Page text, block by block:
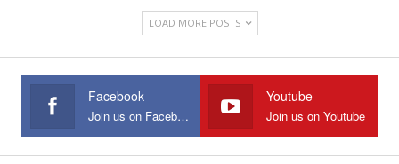
LOAD MORE POSTS
Facebook
Join us on Facebook
Youtube
Join us on Youtube